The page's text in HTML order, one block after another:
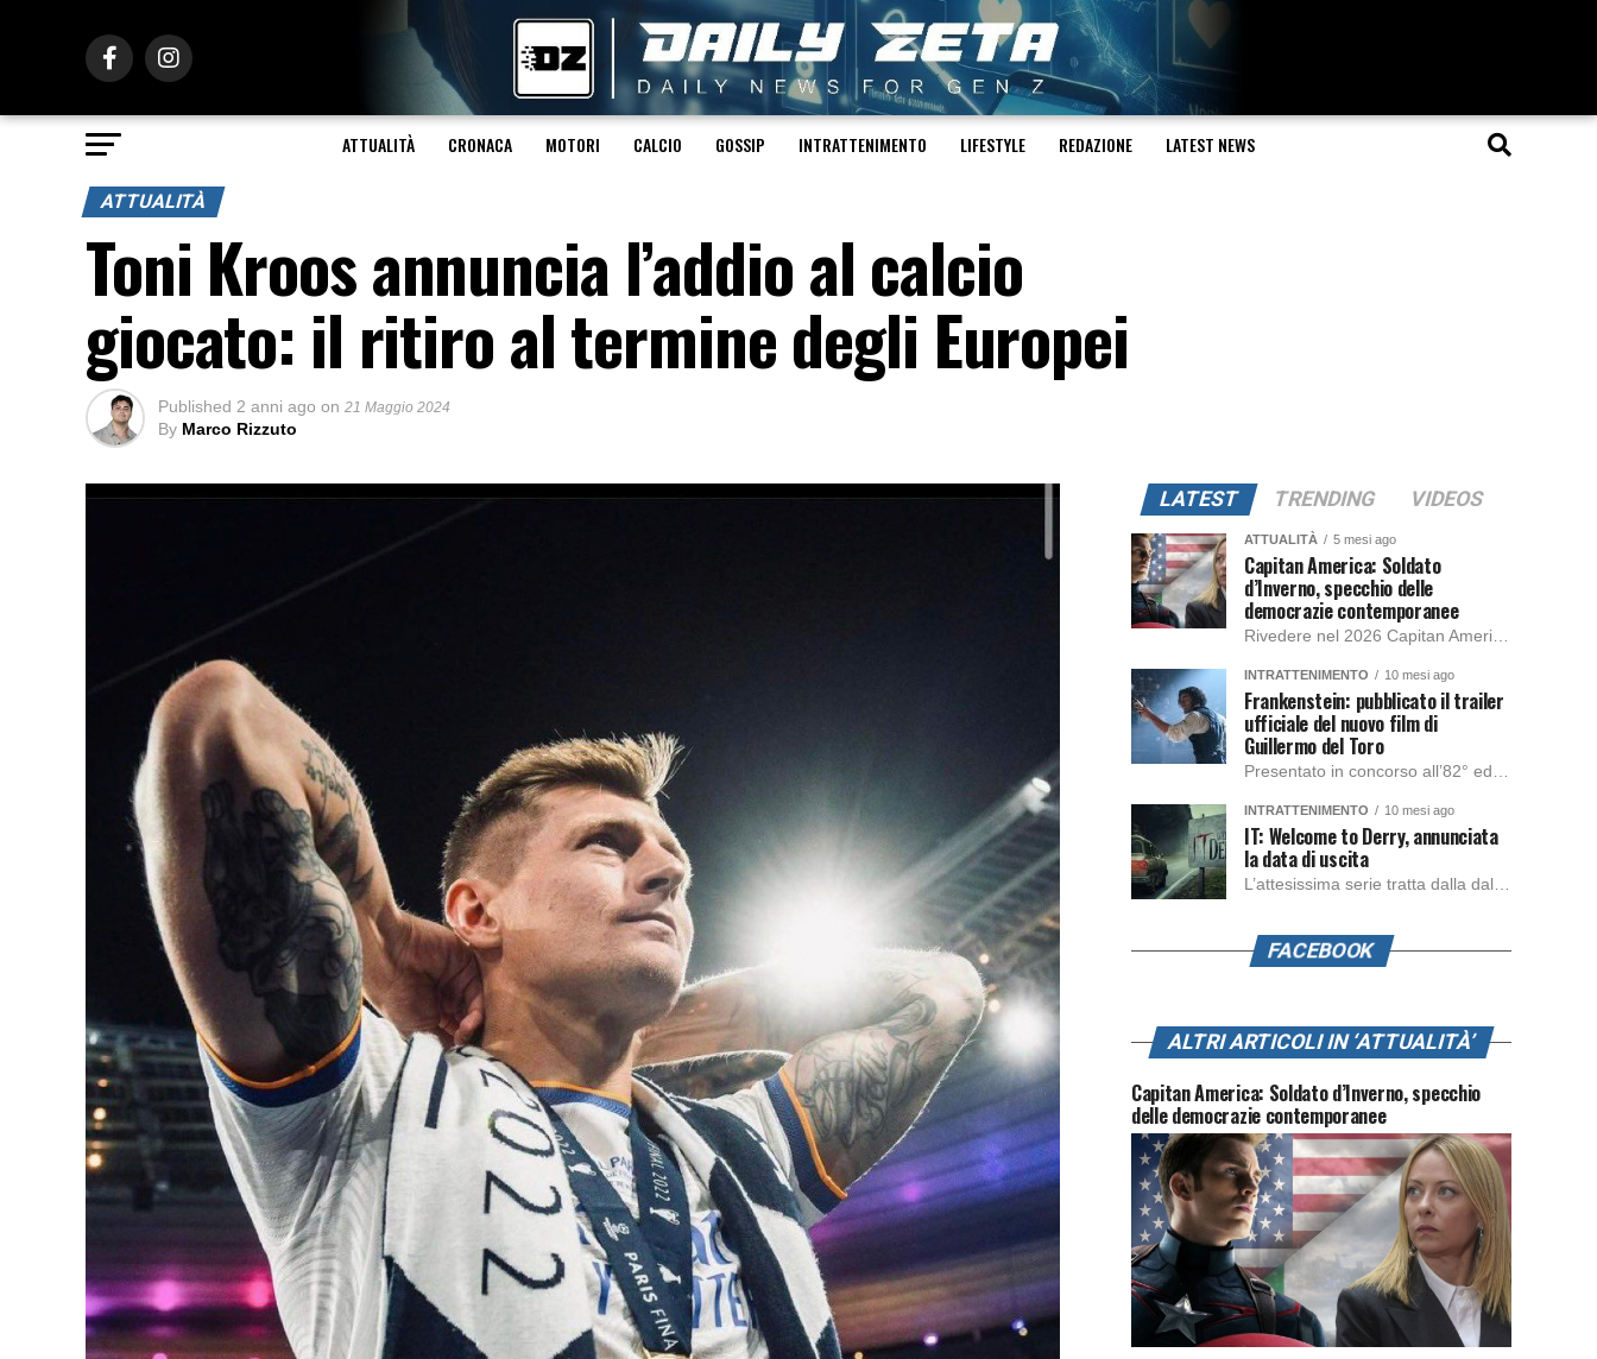
ATTUALITÀ CRONACA MOTORI CALCIO GOSSIP INTRATTENIMENTO LIFESTYLE REDAZIONE LATEST NEWS
ATTUALITÀ
Toni Kroos annuncia l’addio al calcio
giocato: il ritiro al termine degli Europei
Published 2 anni ago on 21 Maggio 2024
By Marco Rizzuto
LATEST TRENDING VIDEOS
ATTUALITÀ 5 mesi ago
Capitan America: Soldato
d’Inverno, specchio delle
democrazie contemporanee
INTRATTENIMENTO 10 mesi ago
Frankenstein: pubblicato il trailer
ufficiale del nuovo film di
Guillermo del Toro
INTRATTENIMENTO 10 mesi ago
IT: Welcome to Derry, annunciata
la data di uscita
FACEBOOK
ALTRI ARTICOLI IN ‘ATTUALITÀ’
Capitan America: Soldato d’Inverno, specchio
delle democrazie contemporanee